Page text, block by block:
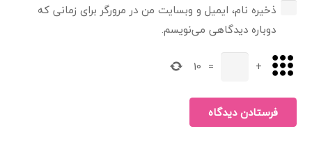
ذخیره نام، ایمیل و وبسایت من در مرورگر برای زمانی که
دوباره دیدگاهی می‌نویسم.
+
=
10
فرستادن دیدگاه